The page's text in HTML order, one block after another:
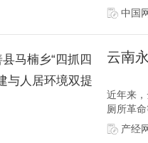
中国
云南
近年来
厕所革
产经